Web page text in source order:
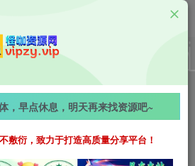
实战课：零基础7天精通电商带
品牌短剧创作！
4分钟 2026-04-17 更新
作者：怪咖
条评论 作者已发布3745篇文章
，早点休息，明天再来找资源吧~
敷衍，致力于打造高质量分享平台！